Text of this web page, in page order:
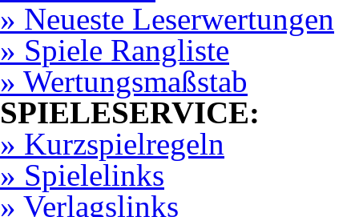
» Neueste Leserwertungen
» Spiele Rangliste
» Wertungsmaßstab
SPIELESERVICE:
» Kurzspielregeln
» Spielelinks
» Verlagslinks